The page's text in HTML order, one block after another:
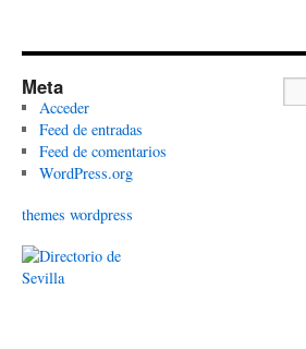
Meta
Acceder
Feed de entradas
Feed de comentarios
WordPress.org
themes wordpress